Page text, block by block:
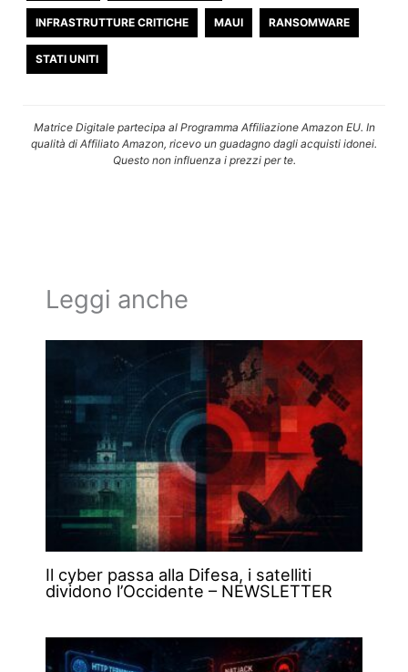
INFRASTRUTTURE CRITICHE MAUI RANSOMWARE
STATI UNITI
Matrice Digitale partecipa al Programma Affiliazione Amazon EU. In
qualità di Affiliato Amazon, ricevo un guadagno dagli acquisti idonei.
Questo non influenza i prezzi per te.
Leggi anche
Il cyber passa alla Difesa, i satelliti
dividono l’Occidente – NEWSLETTER